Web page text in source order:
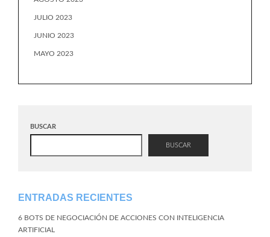
JULIO 2023
JUNIO 2023
MAYO 2023
BUSCAR
BUSCAR
ENTRADAS RECIENTES
6 BOTS DE NEGOCIACIÓN DE ACCIONES CON INTELIGENCIA
ARTIFICIAL